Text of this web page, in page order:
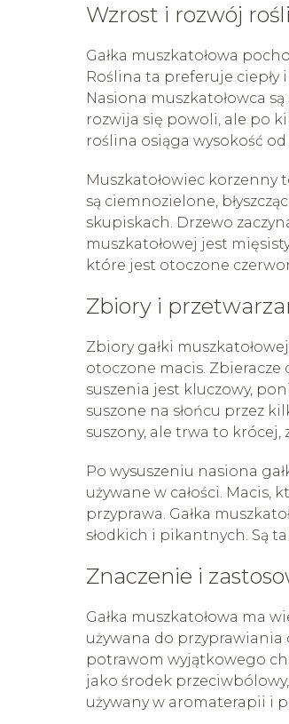
Wzrost i rozwój
Gałka muszkatołowa
Roślina ta preferuje
Nasiona muszkatołowca
rozwija się powoli, ale po
roślina osiąga wysokość od
Muszkatołowiec korzenny
są ciemnozielone,
skupiskach. Drzewo
muszkatołowej jest
które jest otoczone
Zbiory i
Zbiory gałki
otoczone macis.
suszenia jest kluczowy,
suszone na słońcu przez
suszony, ale trwa to krócej,
Po wysuszeniu nasiona
używane w całości.
przyprawa. Gałka
słodkich i pikantnych. Są
Znaczenie i
Gałka muszkatołowa ma
używana do przyprawiania
potrawom wyjątkowego
jako środek
używany w aromaterapii i